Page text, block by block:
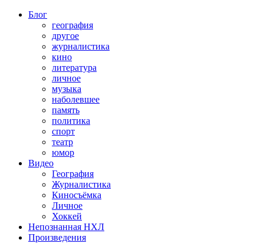
Блог
география
другое
журналистика
кино
литература
личное
музыка
наболевшее
память
политика
спорт
театр
юмор
Видео
География
Журналистика
Киносъёмка
Личное
Хоккей
Непознанная НХЛ
Произведения